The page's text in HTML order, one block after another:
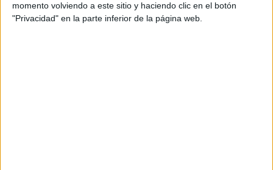
momento volviendo a este sitio y haciendo clic en el botón
"Privacidad" en la parte inferior de la página web.
Les comarques gironines han registrat 34.677 actuacions dels
Agents Rurals durant el 2025, convertint-se en el segon